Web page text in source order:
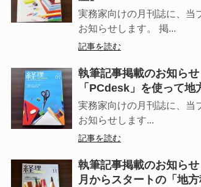
実務家向けの月刊誌に、当
お知らせします。 掲...
記事を読む
執筆記事掲載のお知ら
「PCdesk」を使って
実務家向けの月刊誌に、当
お知らせします...
記事を読む
執筆記事掲載のお知ら
月からスタートの「地